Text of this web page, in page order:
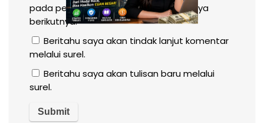
pada peramban ini untuk komentar saya
berikutnya.
Beritahu saya akan tindak lanjut komentar
melalui surel.
Beritahu saya akan tulisan baru melalui
surel.